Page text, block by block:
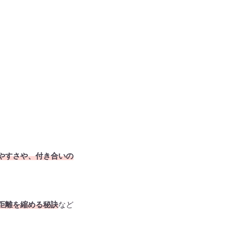
すさや、付き合いの
離を縮める秘訣など